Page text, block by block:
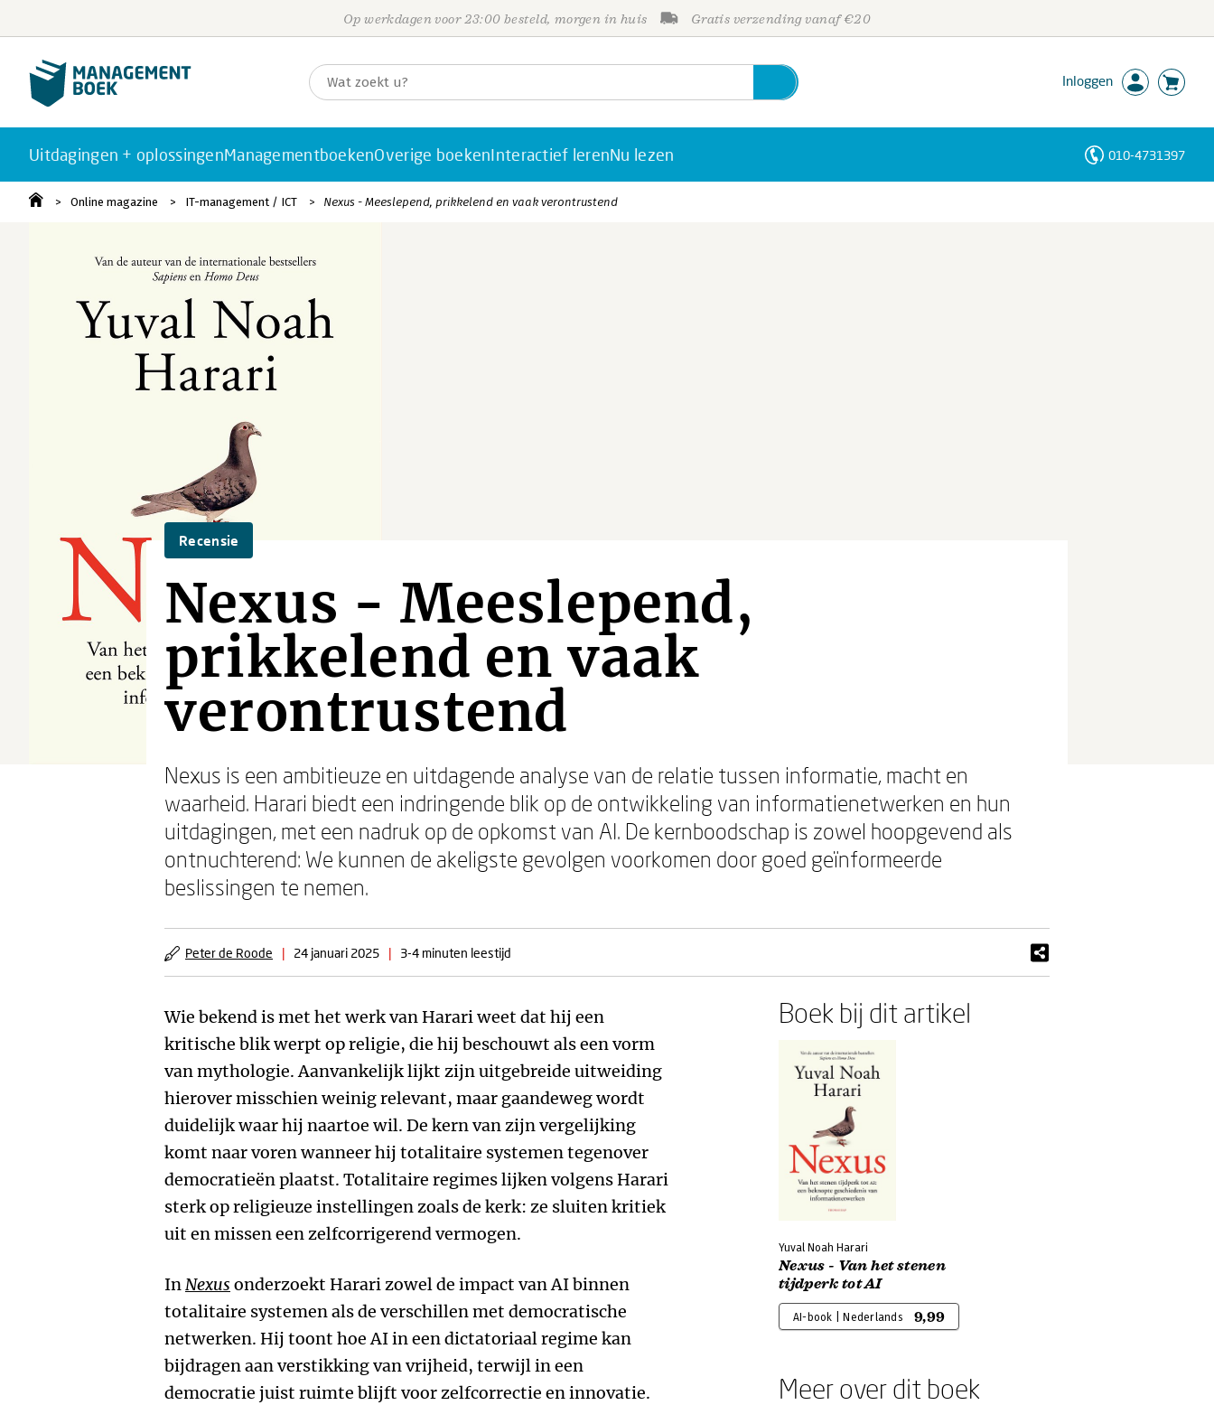
Op werkdagen voor 23:00 besteld, morgen in huis Gratis verzending vanaf €20
Inloggen
Uitdagingen + oplossingenManagementboekenOverige boekenInteractief lerenNu lezen 010-4731397
Online magazine IT-management / ICT Nexus - Meeslepend, prikkelend en vaak verontrustend
Recensie
Nexus - Meeslepend,
prikkelend en vaak
verontrustend
Nexus is een ambitieuze en uitdagende analyse van de relatie tussen informatie, macht en
waarheid. Harari biedt een indringende blik op de ontwikkeling van informatienetwerken en hun
uitdagingen, met een nadruk op de opkomst van AI. De kernboodschap is zowel hoopgevend als
ontnuchterend: We kunnen de akeligste gevolgen voorkomen door goed geïnformeerde
beslissingen te nemen.
Peter de Roode | 24 januari 2025 | 3-4 minuten leestijd
Wie bekend is met het werk van Harari weet dat hij een
kritische blik werpt op religie, die hij beschouwt als een vorm
van mythologie. Aanvankelijk lijkt zijn uitgebreide uitweiding
hierover misschien weinig relevant, maar gaandeweg wordt
duidelijk waar hij naartoe wil. De kern van zijn vergelijking
komt naar voren wanneer hij totalitaire systemen tegenover
democratieën plaatst. Totalitaire regimes lijken volgens Harari
sterk op religieuze instellingen zoals de kerk: ze sluiten kritiek
uit en missen een zelfcorrigerend vermogen.
InNexus onderzoekt Harari zowel de impact van AI binnen
totalitaire systemen als de verschillen met democratische
netwerken. Hij toont hoe AI in een dictatoriaal regime kan
bijdragen aan verstikking van vrijheid, terwijl in een
democratie juist ruimte blijft voor zelfcorrectie en innovatie.
Boek bij dit artikel
Yuval Noah Harari
Nexus - Van het stenen
tijdperk tot AI
AI-book | Nederlands 9,99
Meer over dit boek
Personen